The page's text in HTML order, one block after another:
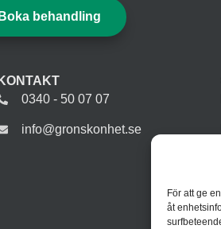
För att ge
åt
Boka behandling
KONTAKT
0340 - 50 07 07
info@gronskonhet.se